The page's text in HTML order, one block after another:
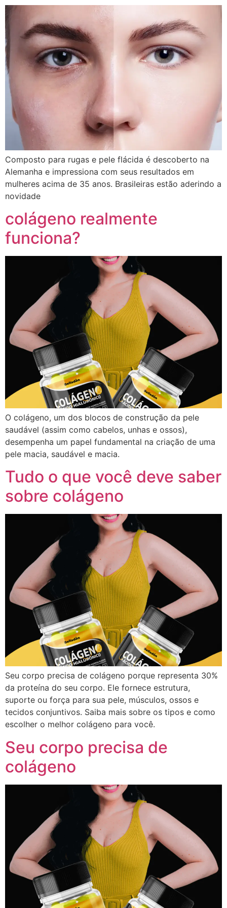
Composto para rugas e pele flácida é descoberto na
Alemanha e impressiona com seus resultados em
mulheres acima de 35 anos. Brasileiras estão aderindo a
novidade
colágeno realmente
funciona?
O colágeno, um dos blocos de construção da pele
saudável (assim como cabelos, unhas e ossos),
desempenha um papel fundamental na criação de uma
pele macia, saudável e macia.
Tudo o que você deve saber
sobre colágeno
Seu corpo precisa de colágeno porque representa 30%
da proteína do seu corpo. Ele fornece estrutura,
suporte ou força para sua pele, músculos, ossos e
tecidos conjuntivos. Saiba mais sobre os tipos e como
escolher o melhor colágeno para você.
Seu corpo precisa de
colágeno